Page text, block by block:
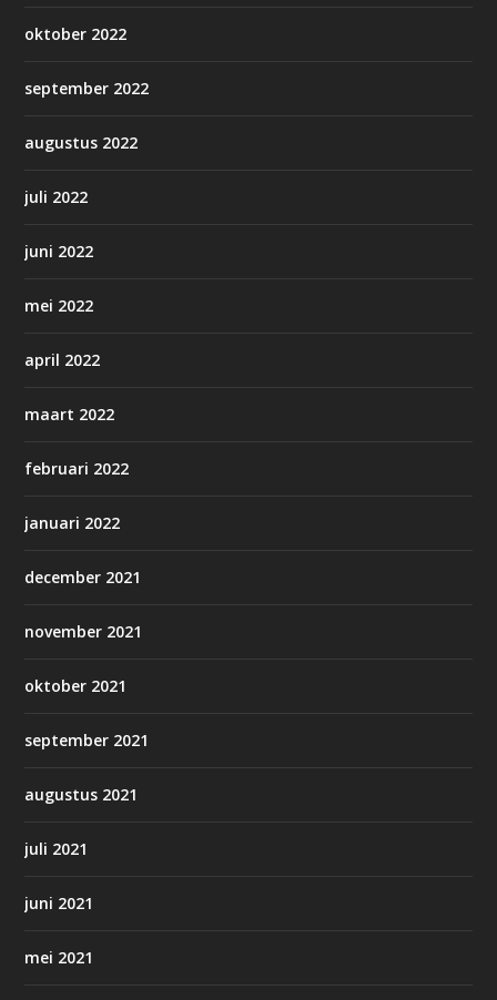
oktober 2022
september 2022
augustus 2022
juli 2022
juni 2022
mei 2022
april 2022
maart 2022
februari 2022
januari 2022
december 2021
november 2021
oktober 2021
september 2021
augustus 2021
juli 2021
juni 2021
mei 2021